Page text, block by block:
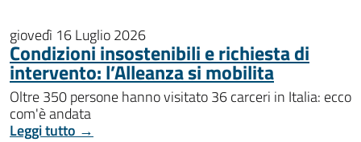
giovedì 16 Luglio 2026
Condizioni insostenibili e richiesta di
intervento: l’Alleanza si mobilita
Oltre 350 persone hanno visitato 36 carceri in Italia: ecco
com'è andata
Leggi tutto →